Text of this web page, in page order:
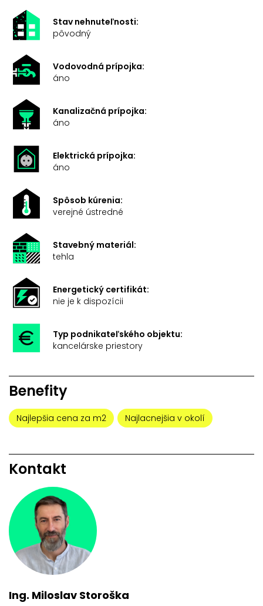
Stav nehnuteľnosti:
pôvodný
Vodovodná prípojka:
áno
Kanalizačná prípojka:
áno
Elektrická prípojka:
áno
Spôsob kúrenia:
verejné ústredné
Stavebný materiál:
tehla
Energetický certifikát:
nie je k dispozícii
Typ podnikateľského objektu:
kancelárske priestory
Benefity
Najlepšia cena za m2 Najlacnejšia v okolí
Kontakt
Ing. Miloslav Storoška